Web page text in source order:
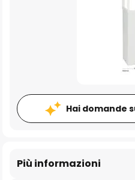
Hai domande
Più informazioni